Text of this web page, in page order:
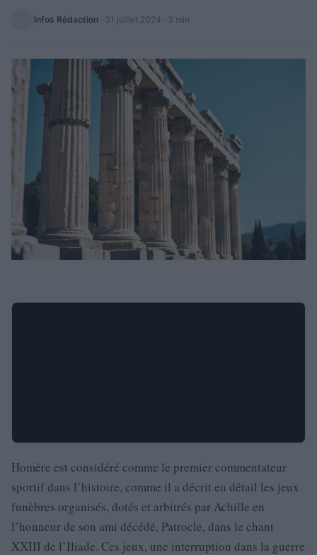
Infos Rédaction · 31 juillet 2024 · 3 min
Homère est considéré comme le premier commentateur
sportif dans l’histoire, comme il a décrit en détail les jeux
funèbres organisés, dotés et arbitrés par Achille en
l’honneur de son ami décédé, Patrocle, dans le chant
XXIII de l’Iliade. Ces jeux, une interruption dans la guerre